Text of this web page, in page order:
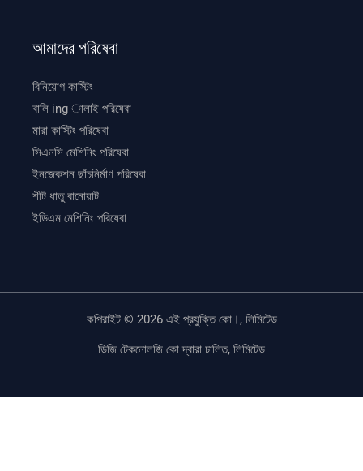
আমাদের পরিষেবা
বিনিয়োগ কাস্টিং
বালি ing ালাই পরিষেবা
মারা কাস্টিং পরিষেবা
সিএনসি মেশিনিং পরিষেবা
ইনজেকশন ছাঁচনির্মাণ পরিষেবা
শীট ধাতু বানোয়াট
ইডিএম মেশিনিং পরিষেবা
কপিরাইট © 2026 এই প্রযুক্তি কো।, লিমিটেড
ডিজি টেকনোলজি কো দ্বারা চালিত, লিমিটেড